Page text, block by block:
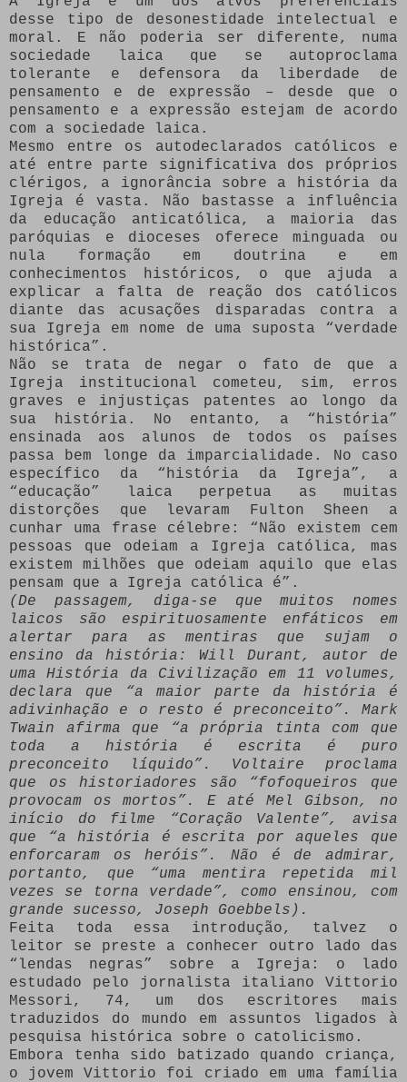
desse tipo de desonestidade intelectual e
moral. E não poderia ser diferente, numa
sociedade laica que se autoproclama
tolerante e defensora da liberdade de
pensamento e de expressão – desde que o
pensamento e a expressão estejam de acordo
com a sociedade laica.
Mesmo entre os autodeclarados católicos e
até entre parte significativa dos próprios
clérigos, a ignorância sobre a história da
Igreja é vasta. Não bastasse a influência
da educação anticatólica, a maioria das
paróquias e dioceses oferece minguada ou
nula formação em doutrina e em
conhecimentos históricos, o que ajuda a
explicar a falta de reação dos católicos
diante das acusações disparadas contra a
sua Igreja em nome de uma suposta “verdade
histórica”.
Não se trata de negar o fato de que a
Igreja institucional cometeu, sim, erros
graves e injustiças patentes ao longo da
sua história. No entanto, a “história”
ensinada aos alunos de todos os países
passa bem longe da imparcialidade. No caso
específico da “história da Igreja”, a
“educação” laica perpetua as muitas
distorções que levaram Fulton Sheen a
cunhar uma frase célebre: “Não existem cem
pessoas que odeiam a Igreja católica, mas
existem milhões que odeiam aquilo que elas
pensam que a Igreja católica é”.
(De passagem, diga-se que muitos nomes
laicos são espirituosamente enfáticos em
alertar para as mentiras que sujam o
ensino da história: Will Durant, autor de
uma História da Civilização em 11 volumes,
declara que “a maior parte da história é
adivinhação e o resto é preconceito”. Mark
Twain afirma que “a própria tinta com que
toda a história é escrita é puro
preconceito líquido”. Voltaire proclama
que os historiadores são “fofoqueiros que
provocam os mortos”. E até Mel Gibson, no
início do filme “Coração Valente”, avisa
que “a história é escrita por aqueles que
enforcaram os heróis”. Não é de admirar,
portanto, que “uma mentira repetida mil
vezes se torna verdade”, como ensinou, com
grande sucesso, Joseph Goebbels).
Feita toda essa introdução, talvez o
leitor se preste a conhecer outro lado das
“lendas negras” sobre a Igreja: o lado
estudado pelo jornalista italiano Vittorio
Messori, 74, um dos escritores mais
traduzidos do mundo em assuntos ligados à
pesquisa histórica sobre o catolicismo.
Embora tenha sido batizado quando criança,
o jovem Vittorio foi criado em uma família